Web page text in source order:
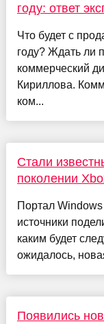
году: ответ
Что будет с
году? Ждать ли
коммерческий
Кириллова.
ком...
Стали
поколении
Портал
источники
каким будет
ожидалось,
Появились